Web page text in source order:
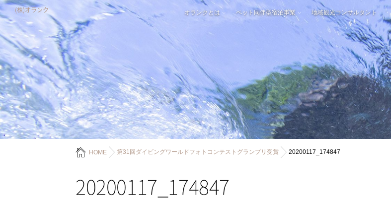
(株)オランク オランクとは ペット同伴型宿泊事業 地域観光コンサルタント
HOME 第31回ダイビングワールドフォトコンテストグランプリ受賞 20200117_174847
20200117_174847